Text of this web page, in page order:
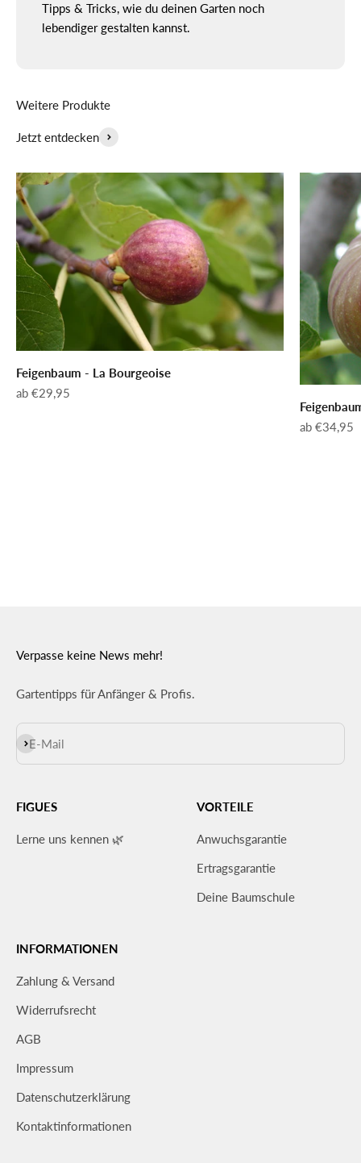
Tipps & Tricks, wie du deinen Garten noch
lebendiger gestalten kannst.
Weitere Produkte
Jetzt entdecken
Feigenbaum - La Bourgeoise
Angebot
ab €29,95
Angebot
ab €34,95
Verpasse keine News mehr!
Gartentipps für Anfänger & Profis.
E-Mail
Abonnieren
FIGUES
Lerne uns kennen 🌿
VORTEILE
Anwuchsgarantie
Ertragsgarantie
Deine Baumschule
INFORMATIONEN
Zahlung & Versand
Widerrufsrecht
AGB
Impressum
Datenschutzerklärung
Kontaktinformationen